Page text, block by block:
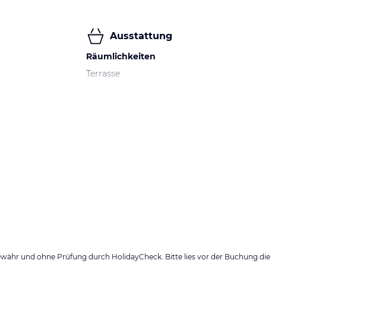
Ausstattung
Räumlichkeiten
Terrasse
und ohne Prüfung durch HolidayCheck. Bitte lies vor der Buchung die